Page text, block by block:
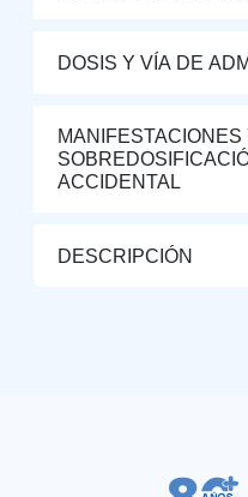
DOSIS Y VÍA DE
ACCIDENTAL
DESCRIPCIÓN